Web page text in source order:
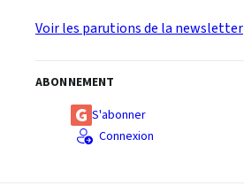
Voir les parutions de la newsletter
ABONNEMENT
S'abonner
Connexion